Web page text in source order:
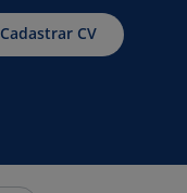
Cadastrar CV